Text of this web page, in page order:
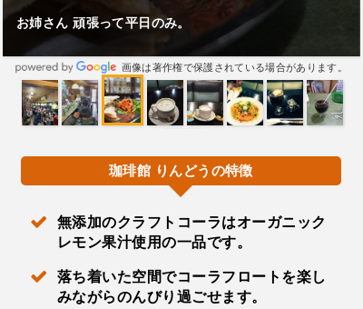
お姉さん 頑張って平日のみ。
画像は著作権で保護されている場合があります。
珈琲館 りんどうの特徴
無添加のクラフトコーラはオーガニック
レモン果汁使用の一品です。
落ち着いた空間でコーラフロートを楽し
みながらのんびり過ごせます。